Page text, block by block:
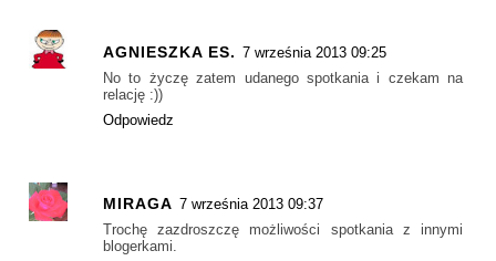
AGNIESZKA ES. 7 września 2013 09:25
No to życzę zatem udanego spotkania i czekam na
relację :))
Odpowiedz
MIRAGA 7 września 2013 09:37
Trochę zazdroszczę możliwości spotkania z innymi
blogerkami.